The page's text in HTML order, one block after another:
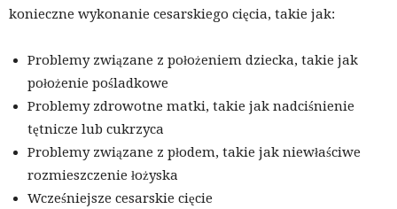
konieczne wykonanie cesarskiego cięcia, takie jak:
Problemy związane z położeniem dziecka, takie jak
położenie pośladkowe
Problemy zdrowotne matki, takie jak nadciśnienie
tętnicze lub cukrzyca
Problemy związane z płodem, takie jak niewłaściwe
rozmieszczenie łożyska
Wcześniejsze cesarskie cięcie